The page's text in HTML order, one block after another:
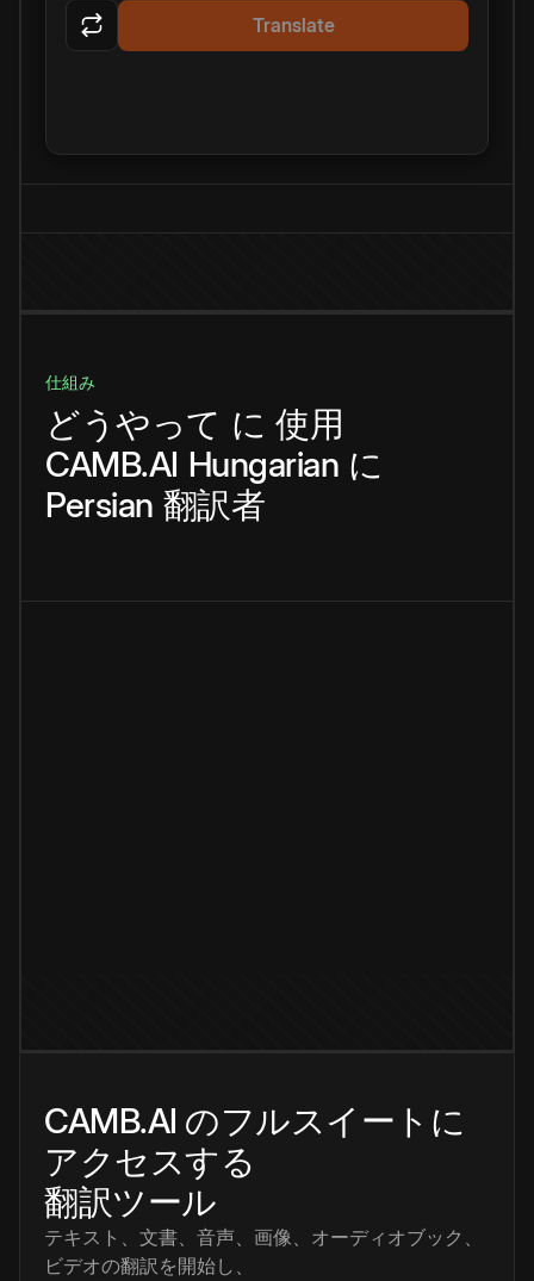
Translate
仕組み
どうやって に 使用
CAMB.AI Hungarian に
Persian 翻訳者
CAMB.AI のフルスイートに
アクセスする
翻訳ツール
テキスト、文書、音声、画像、オーディオブック、
ビデオの翻訳を開始し、